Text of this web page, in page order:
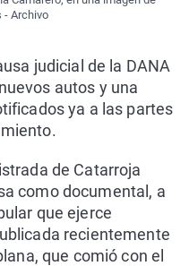
- Archivo
judicial de la DANA
autos y una
ya a las partes
de Catarroja
como documental, a
que ejerce
recientemente
que comió con el